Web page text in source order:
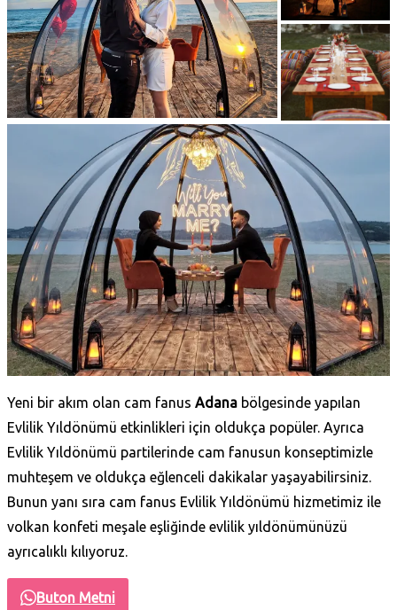
Yeni bir akım olan cam fanus Adana bölgesinde yapılan
Evlilik Yıldönümü etkinlikleri için oldukça popüler. Ayrıca
Evlilik Yıldönümü partilerinde cam fanusun konseptimizle
muhteşem ve oldukça eğlenceli dakikalar yaşayabilirsiniz.
Bunun yanı sıra cam fanus Evlilik Yıldönümü hizmetimiz ile
volkan konfeti meşale eşliğinde evlilik yıldönümünüzü
ayrıcalıklı kılıyoruz.
Buton Metni